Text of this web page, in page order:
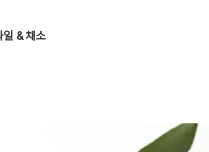
일 & 채소